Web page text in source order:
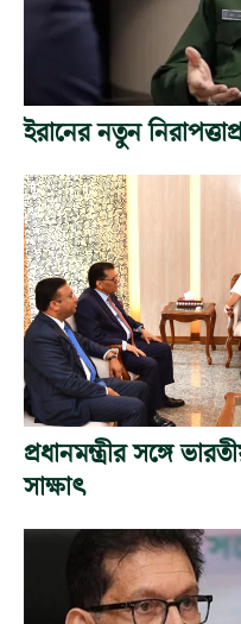
ইরানের নতুন
প্রধানমন্ত্রীর সঙ্গে
সাক্ষাৎ